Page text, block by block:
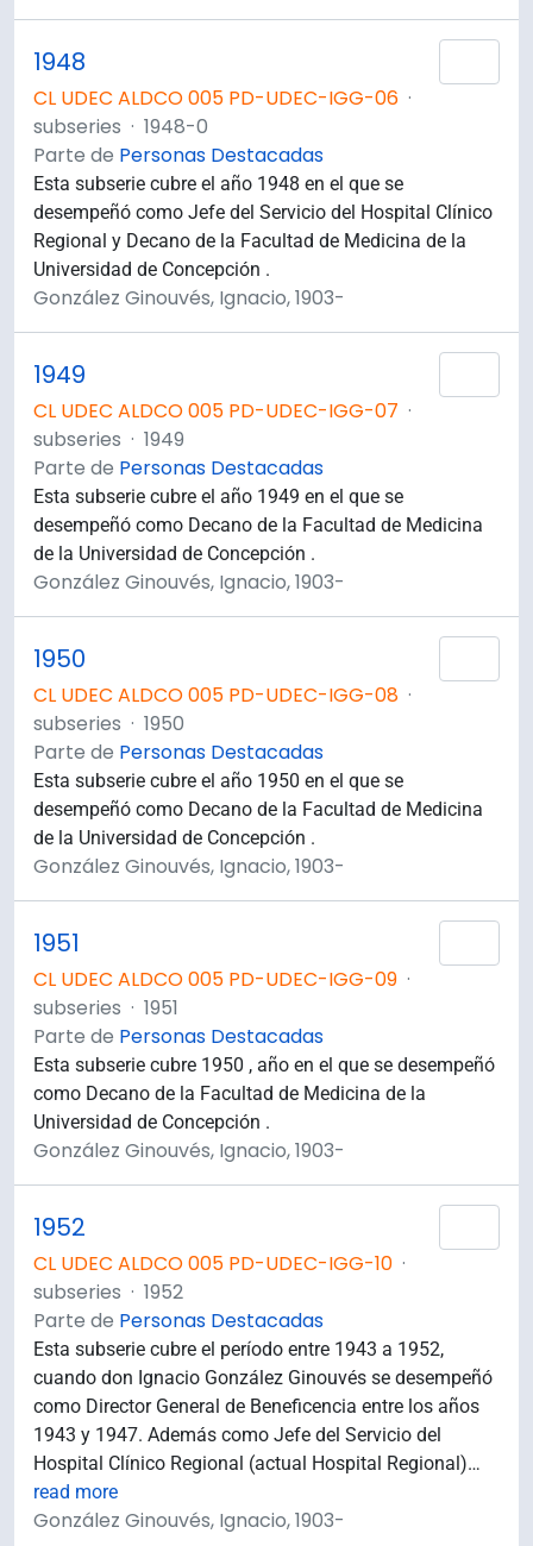
1948
CL UDEC ALDCO 005 PD-UDEC-IGG-06 ·
subseries · 1948-0
Parte de Personas Destacadas
Esta subserie cubre el año 1948 en el que se
desempeñó como Jefe del Servicio del Hospital Clínico
Regional y Decano de la Facultad de Medicina de la
Universidad de Concepción .
González Ginouvés, Ignacio, 1903-
1949
CL UDEC ALDCO 005 PD-UDEC-IGG-07 ·
subseries · 1949
Parte de Personas Destacadas
Esta subserie cubre el año 1949 en el que se
desempeñó como Decano de la Facultad de Medicina
de la Universidad de Concepción .
González Ginouvés, Ignacio, 1903-
1950
CL UDEC ALDCO 005 PD-UDEC-IGG-08 ·
subseries · 1950
Parte de Personas Destacadas
Esta subserie cubre el año 1950 en el que se
desempeñó como Decano de la Facultad de Medicina
de la Universidad de Concepción .
González Ginouvés, Ignacio, 1903-
1951
CL UDEC ALDCO 005 PD-UDEC-IGG-09 ·
subseries · 1951
Parte de Personas Destacadas
Esta subserie cubre 1950 , año en el que se desempeñó
como Decano de la Facultad de Medicina de la
Universidad de Concepción .
González Ginouvés, Ignacio, 1903-
1952
CL UDEC ALDCO 005 PD-UDEC-IGG-10 ·
subseries · 1952
Parte de Personas Destacadas
Esta subserie cubre el período entre 1943 a 1952,
cuando don Ignacio González Ginouvés se desempeñó
como Director General de Beneficencia entre los años
1943 y 1947. Además como Jefe del Servicio del
Hospital Clínico Regional (actual Hospital Regional)…
read more
González Ginouvés, Ignacio, 1903-